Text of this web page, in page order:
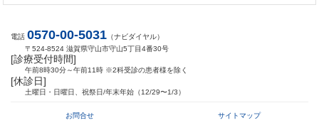
電話 0570-00-5031 （ナビダイヤル）
〒524-8524 滋賀県守山市守山5丁目4番30号
[診療受付時間]
午前8時30分～午前11時 ※2科受診の患者様を除く
[休診日]
土曜日・日曜日、祝祭日/年末年始（12/29〜1/3）
お問合せ サイトマップ